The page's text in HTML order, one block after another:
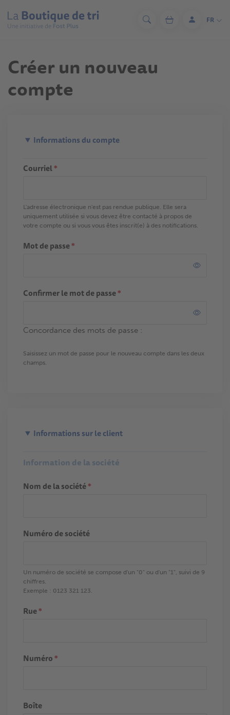
contenu
Rechercher
PanierSe FR
Créer un nouveau
compte
Informations du compte
Courriel*
L'adresse électronique n'est pas rendue publique. Elle sera
uniquement utilisée si vous devez être contacté à propos de
votre compte ou si vous vous êtes inscrit(e) à des notifications.
Mot de passe*
Confirmer le mot de passe*
Concordance des mots de passe :
Saisissez un mot de passe pour le nouveau compte dans les deux
champs.
Informations sur le client
Information de la société
Nom de la société*
Numéro de société
Un numéro de société se compose d'un "0" ou d'un "1", suivi de 9
chiffres.
Exemple : 0123 321 123.
Rue*
Numéro*
Boîte